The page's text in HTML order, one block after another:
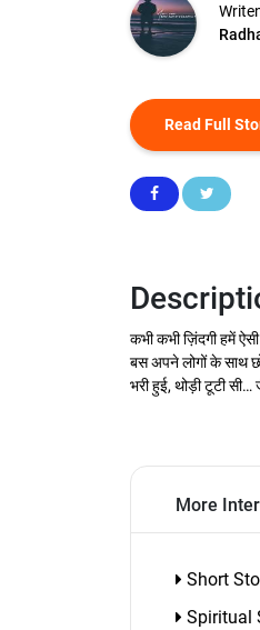
Read Full
कभी कभी ज़िंदगी हमें
बस अपने लोगों के साथ
भरी हुई, थोड़ी टूटी
More
Short
Spiritual